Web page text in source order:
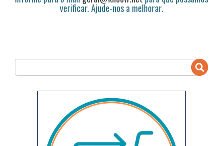
verificar. Ajude-nos a melhorar.